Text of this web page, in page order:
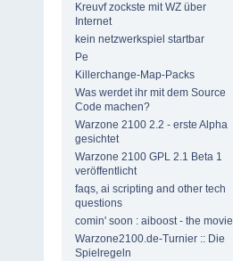
Kreuvf zockste mit WZ über
Internet
kein netzwerkspiel startbar
Pe
Killerchange-Map-Packs
Was werdet ihr mit dem Source
Code machen?
Warzone 2100 2.2 - erste Alpha
gesichtet
Warzone 2100 GPL 2.1 Beta 1
veröffentlicht
faqs, ai scripting and other tech
questions
comin' soon : aiboost - the movie
Warzone2100.de-Turnier :: Die
Spielregeln